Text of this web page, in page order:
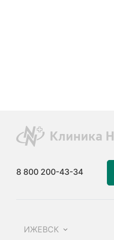
8 800 200-43-34
ИЖЕВСК